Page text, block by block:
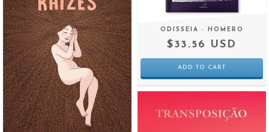
ODISSEIA - HOMERO
$33.56 USD